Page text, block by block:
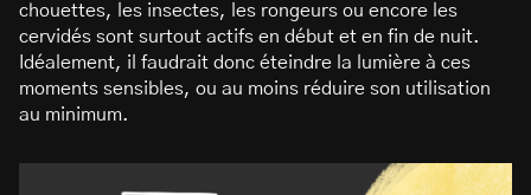
chouettes, les insectes, les rongeurs ou encore les
cervidés sont surtout actifs en début et en fin de nuit.
Idéalement, il faudrait donc éteindre la lumière à ces
moments sensibles, ou au moins réduire son utilisation
au minimum.